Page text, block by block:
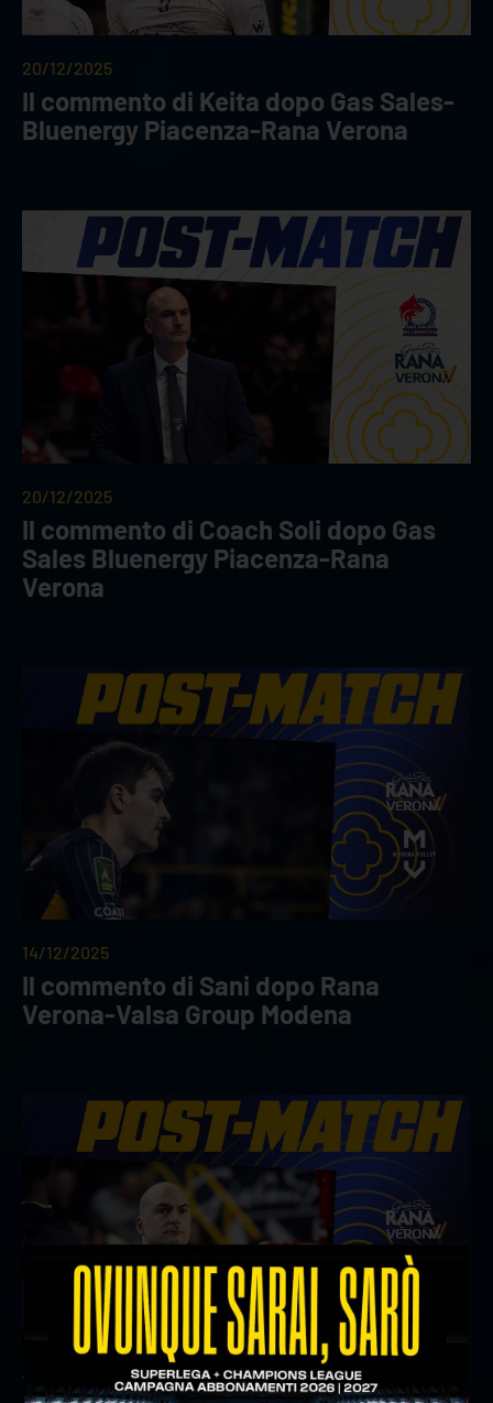
20/12/2025
Il commento di Keita dopo Gas Sales-
Bluenergy Piacenza-Rana Verona
20/12/2025
Il commento di Coach Soli dopo Gas
Sales Bluenergy Piacenza-Rana
Verona
14/12/2025
Il commento di Sani dopo Rana
Verona-Valsa Group Modena
14/12/2025